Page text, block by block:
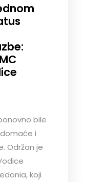
bile
i
Održan je
koji